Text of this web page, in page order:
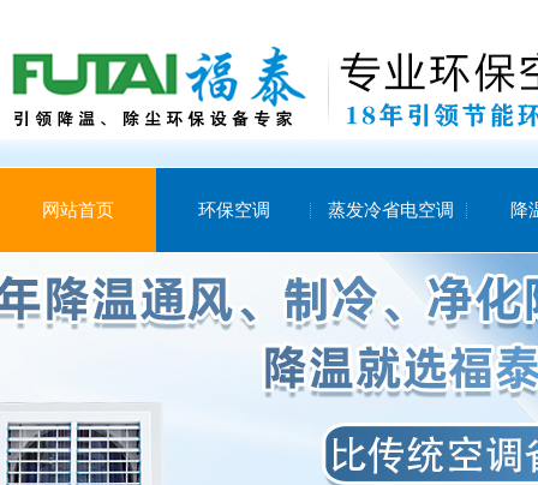
网站首页 环保空调 蒸发冷省电空调 降